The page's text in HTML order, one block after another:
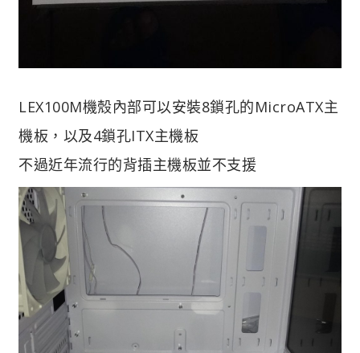
LEX100M機殼內部可以安裝8鎖孔的MicroATX主
機板，以及4鎖孔ITX主機板
不過近年流行的背插主機板並不支援